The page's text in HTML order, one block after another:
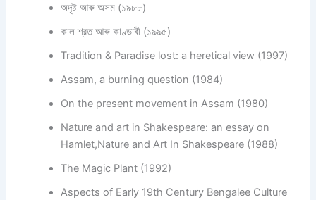
অদৃষ্ট আৰু অসম (১৯৮৮)
কাল শ্রত আৰু কাণ্ডাৰী (১৯৯৫)
Tradition & Paradise lost: a heretical view (1997)
Assam, a burning question (1984)
On the present movement in Assam (1980)
Nature and art in Shakespeare: an essay on
Hamlet,Nature and Art In Shakespeare (1988)
The Magic Plant (1992)
Aspects of Early 19th Century Bengalee Culture